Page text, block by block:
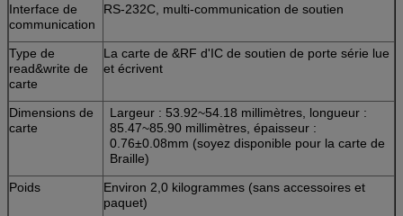
Interface de
communication
RS-232C, multi-communication de soutien
Type de
read&write de
carte
La carte de &RF d'IC de soutien de porte série lue
et écrivent
Dimensions de
carte
Largeur : 53.92~54.18 millimètres, longueur :
85.47~85.90 millimètres, épaisseur :
0.76±0.08mm (soyez disponible pour la carte de
Braille)
Poids
Environ 2,0 kilogrammes (sans accessoires et
paquet)